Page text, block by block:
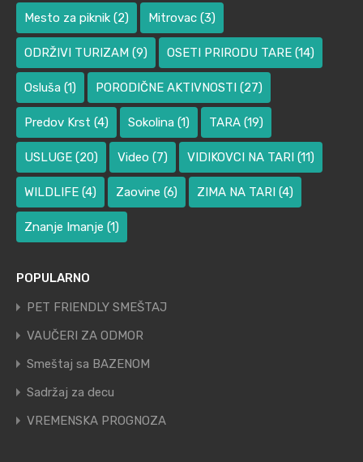
Mesto za piknik (2) Mitrovac (3)
ODRŽIVI TURIZAM (9) OSETI PRIRODU TARE (14)
Osluša (1) PORODIČNE AKTIVNOSTI (27)
Predov Krst (4) Sokolina (1) TARA (19)
USLUGE (20) Video (7) VIDIKOVCI NA TARI (11)
WILDLIFE (4) Zaovine (6) ZIMA NA TARI (4)
Znanje Imanje (1)
POPULARNO
PET FRIENDLY SMEŠTAJ
VAUČERI ZA ODMOR
Smeštaj sa BAZENOM
Sadržaj za decu
VREMENSKA PROGNOZA